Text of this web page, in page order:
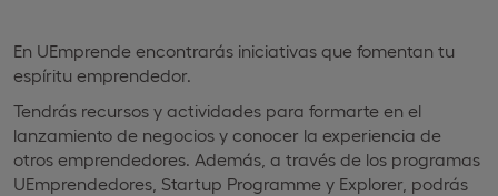
En UEmprende encontrarás iniciativas que fomentan tu
espíritu emprendedor.
Tendrás recursos y actividades para formarte en el
lanzamiento de negocios y conocer la experiencia de
otros emprendedores. Además, a través de los programas
UEmprendedores, Startup Programme y Explorer, podrás